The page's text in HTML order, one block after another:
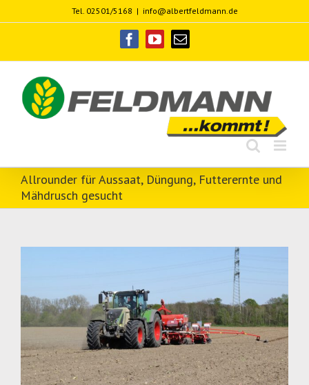
Inhalt
Tel. 02501/5168 | info@albertfeldmann.de
facebook
youtube
E-
Mail
Allrounder für Aussaat, Düngung, Futterernte und
Mähdrusch gesucht